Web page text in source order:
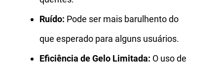
Ruído: Pode ser mais barulhento do
que esperado para alguns usuários.
Eficiência de Gelo Limitada: O uso de